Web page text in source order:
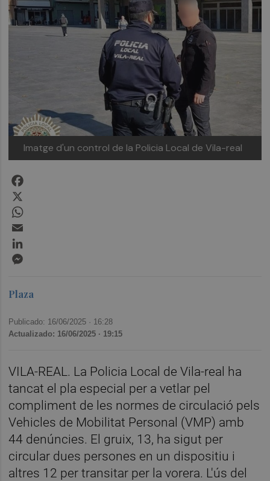
Imatge d'un control de la Policia Local de Vila-real
Plaza
Publicado: 16/06/2025 · 16:28
Actualizado: 16/06/2025 · 19:15
VILA-REAL. La Policia Local de Vila-real ha
tancat el pla especial per a vetlar pel
compliment de les normes de circulació pels
Vehicles de Mobilitat Personal (VMP) amb
44 denúncies. El gruix, 13, ha sigut per
circular dues persones en un dispositiu i
altres 12 per transitar per la vorera. L'ús del